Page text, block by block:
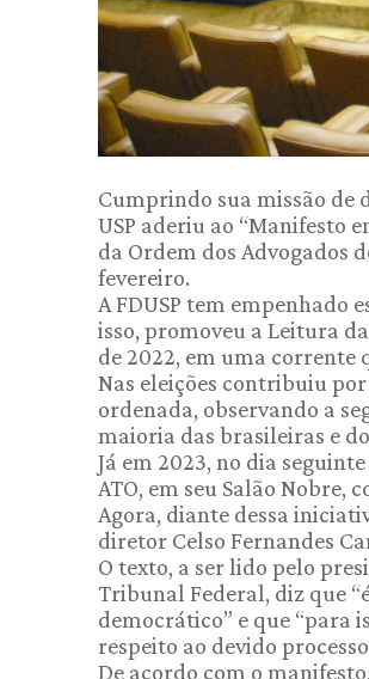
Cumprindo sua missão de
USP aderiu ao “Manifesto
da Ordem dos Advogados
fevereiro.
A FDUSP tem empenhado
isso, promoveu a Leitura
de 2022, em uma corrente
Nas eleições contribuiu
ordenada, observando a
maioria das brasileiras e
Já em 2023, no dia
ATO, em seu Salão Nobre,
Agora, diante dessa
diretor Celso Fernandes
O texto, a ser lido pelo
Tribunal Federal, diz que
democrático” e que “para
respeito ao devido
De acordo com o